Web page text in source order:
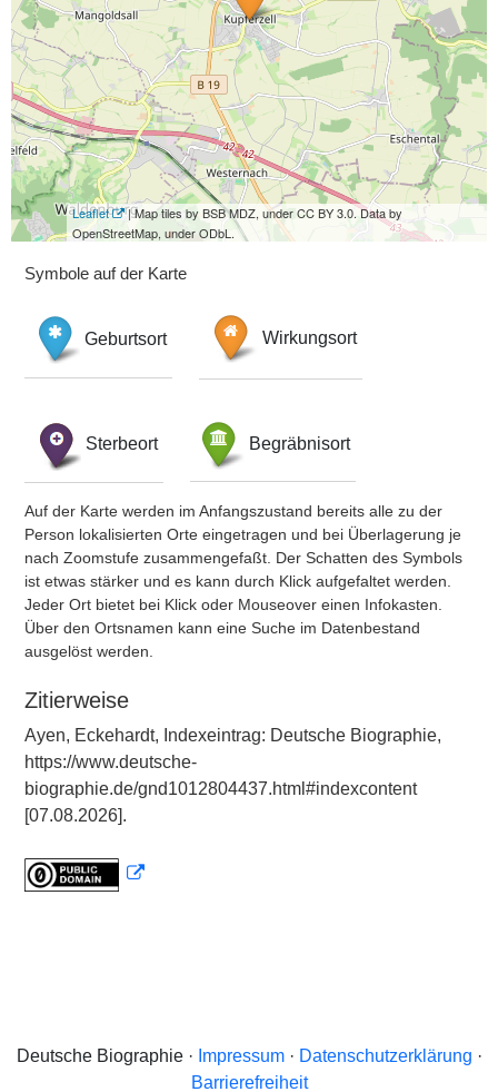
Leaflet
| Map tiles by BSB MDZ, under CC BY 3.0. Data by
OpenStreetMap, under ODbL.
Symbole auf der Karte
Geburtsort Wirkungsort
Sterbeort Begräbnisort
Auf der Karte werden im Anfangszustand bereits alle zu der
Person lokalisierten Orte eingetragen und bei Überlagerung je
nach Zoomstufe zusammengefaßt. Der Schatten des Symbols
ist etwas stärker und es kann durch Klick aufgefaltet werden.
Jeder Ort bietet bei Klick oder Mouseover einen Infokasten.
Über den Ortsnamen kann eine Suche im Datenbestand
ausgelöst werden.
Zitierweise
Ayen, Eckehardt, Indexeintrag: Deutsche Biographie,
https://www.deutsche-
biographie.de/gnd1012804437.html#indexcontent
[07.08.2026].
Deutsche Biographie · Impressum· Datenschutzerklärung ·
Barrierefreiheit